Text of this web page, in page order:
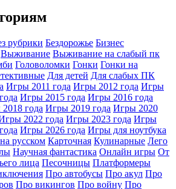
рубрики Бездорожье Бизнес
Выживание Выживание на слабый пк
Головоломки Гонки Гонки на
Для детей Для слабых ПК
Игры 2011 года Игры 2012 года Игры
Игры 2015 года Игры 2016 года
года Игры 2019 года Игры 2020
2022 года Игры 2023 года Игры
Игры 2026 года Игры для ноутбука
русском Карточная Кулинарные Лего
Научная фантастика Онлайн игры От
лица Песочницы Платформеры
Про автобусы Про акул Про
Про викингов Про войну Про